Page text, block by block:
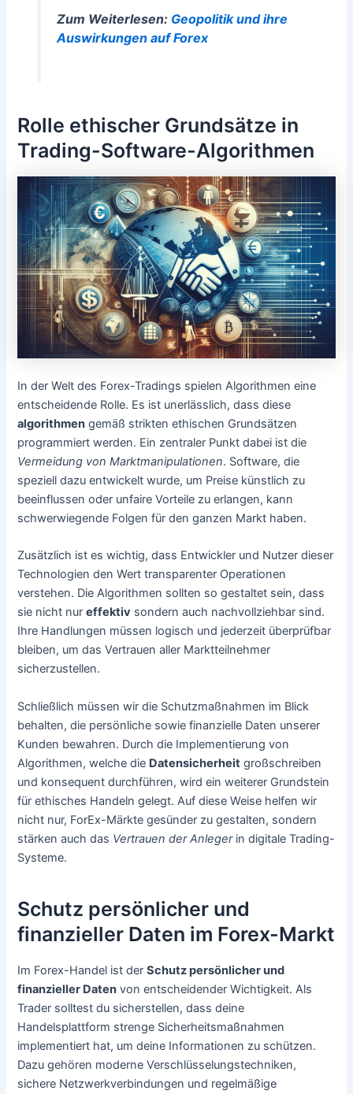
Zum Weiterlesen: Geopolitik und ihre
Auswirkungen auf Forex
Rolle ethischer Grundsätze in
Trading-Software-Algorithmen
In der Welt des Forex-Tradings spielen Algorithmen eine
entscheidende Rolle. Es ist unerlässlich, dass diese
algorithmen gemäß strikten ethischen Grundsätzen
programmiert werden. Ein zentraler Punkt dabei ist die
Vermeidung von Marktmanipulationen. Software, die
speziell dazu entwickelt wurde, um Preise künstlich zu
beeinflussen oder unfaire Vorteile zu erlangen, kann
schwerwiegende Folgen für den ganzen Markt haben.
Zusätzlich ist es wichtig, dass Entwickler und Nutzer dieser
Technologien den Wert transparenter Operationen
verstehen. Die Algorithmen sollten so gestaltet sein, dass
sie nicht nureffektiv sondern auch nachvollziehbar sind.
Ihre Handlungen müssen logisch und jederzeit überprüfbar
bleiben, um das Vertrauen aller Marktteilnehmer
sicherzustellen.
Schließlich müssen wir die Schutzmaßnahmen im Blick
behalten, die persönliche sowie finanzielle Daten unserer
Kunden bewahren. Durch die Implementierung von
Algorithmen, welche die Datensicherheit großschreiben
und konsequent durchführen, wird ein weiterer Grundstein
für ethisches Handeln gelegt. Auf diese Weise helfen wir
nicht nur, ForEx-Märkte gesünder zu gestalten, sondern
stärken auch das Vertrauen der Anlegerin digitale Trading-
Systeme.
Schutz persönlicher und
finanzieller Daten im Forex-Markt
Im Forex-Handel ist derSchutz persönlicher und
finanzieller Daten von entscheidender Wichtigkeit. Als
Trader solltest du sicherstellen, dass deine
Handelsplattform strenge Sicherheitsmaßnahmen
implementiert hat, um deine Informationen zu schützen.
Dazu gehören moderne Verschlüsselungstechniken,
sichere Netzwerkverbindungen und regelmäßige